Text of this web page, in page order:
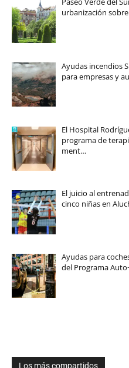
urbanización
Ayudas incendios
para empresas y
El Hospital
programa de
ment…
El juicio al
cinco niñas en
Ayudas para
del Programa
Los más compartidos